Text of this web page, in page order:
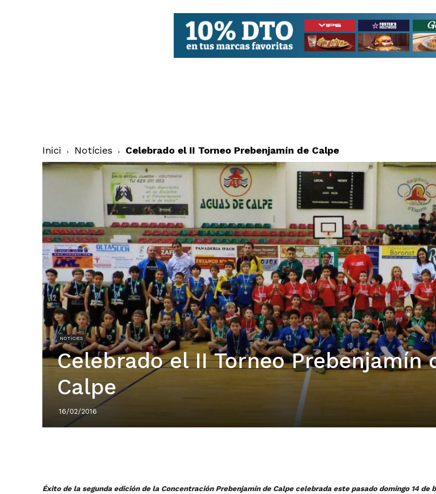
Inici Notícies Celebrado el II Torneo Prebenjamín de Calpe
NOTÍCIES
Celebrado el II Torneo Prebenjamín
Calpe
16/02/2016
Éxito de la segunda edición de la Concentración Prebenjamín de Calpe celebrada este pasado domingo 14